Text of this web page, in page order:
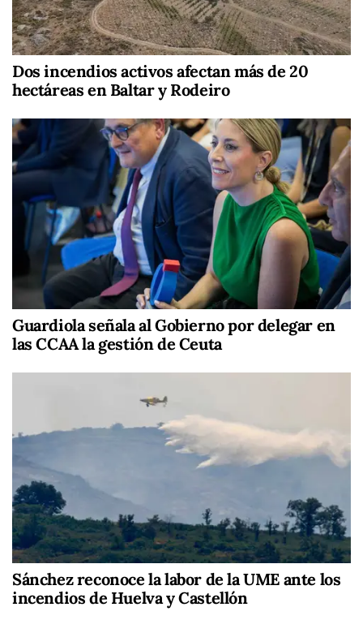
Dos incendios activos afectan más de 20
hectáreas en Baltar y Rodeiro
Guardiola señala al Gobierno por delegar en
las CCAA la gestión de Ceuta
Sánchez reconoce la labor de la UME ante los
incendios de Huelva y Castellón